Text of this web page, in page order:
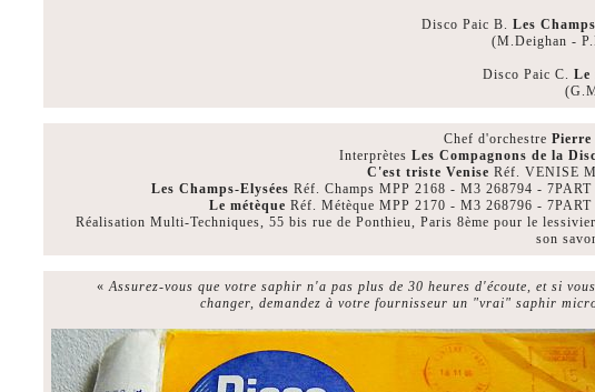
Disco Paic B. Les
(M.Deighan -
Disco Paic C. Le
Chef d'orchestre Pierre
Interprètes Les Compagnons de la
C'est triste Venise Réf. VENISE
Les Champs-Elysées Réf. Champs MPP 2168 - M3 268794 - 7PART
Le métèque Réf. Métèque MPP 2170 - M3 268796 - 7PART
Réalisation Multi-Techniques, 55 bis rue de Ponthieu, Paris 8ème pour le
son
«Assurez-vous que votre saphir n'a pas plus de 30 heures d'écoute, et si
changer, demandez à votre fournisseur un "vrai" saphir